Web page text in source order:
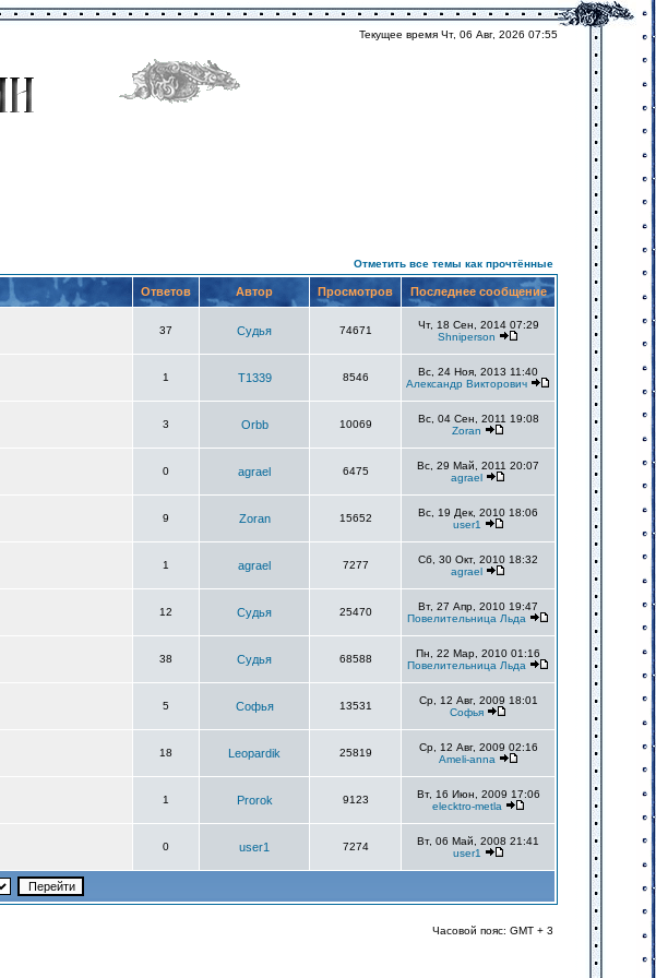
Текущее время Чт, 06 Авг, 2026 07:55
Отметить все темы как прочтённые
Ответов Автор Просмотров Последнее сообщение
37 Судья 74671
Чт, 18 Сен, 2014 07:29
Shniperson
1 T1339 8546
Вс, 24 Ноя, 2013 11:40
Александр Викторович
3 Orbb 10069
Вс, 04 Сен, 2011 19:08
Zoran
0 agrael 6475
Вс, 29 Май, 2011 20:07
agrael
9 Zoran 15652
Вс, 19 Дек, 2010 18:06
user1
1 agrael 7277
Сб, 30 Окт, 2010 18:32
agrael
12 Судья 25470
Вт, 27 Апр, 2010 19:47
Повелительница Льда
38 Судья 68588
Пн, 22 Мар, 2010 01:16
Повелительница Льда
5 Софья 13531
Ср, 12 Авг, 2009 18:01
Софья
18 Leopardik 25819
Ср, 12 Авг, 2009 02:16
Ameli-anna
1 Prorok 9123
Вт, 16 Июн, 2009 17:06
elecktro-metla
0 user1 7274
Вт, 06 Май, 2008 21:41
user1
Часовой пояс: GMT + 3